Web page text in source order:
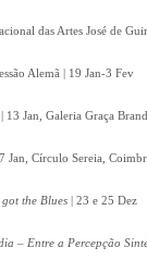
das Artes José de
Alemã | 19 Jan-3 Fev
13 Jan, Galeria Graça
Jan, Círculo Sereia,
the Blues | 23 e 25 Dez
– Entre a Percepção